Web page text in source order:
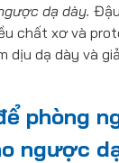
dạ dày.
chất xơ và
dịu dạ dày và
phòng
ngược